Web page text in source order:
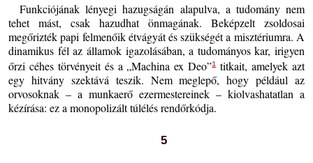
Funkciójának lényegi hazugságán alapulva, a tudomány nem
tehet mást, csak hazudhat önmagának. Beképzelt zsoldosai
megőrizték papi felmenőik étvágyát és szükségét a misztériumra. A
dinamikus fél az államok igazolásában, a tudományos kar, irigyen
őrzi céhes törvényeit és a „Machina ex Deo”1titkait, amelyek azt
egy hitvány szektává teszik. Nem meglepő, hogy például az
orvosoknak – a munkaerő ezermestereinek – kiolvashatatlan a
kézírása: ez a monopolizált túlélés rendőrkódja.
5